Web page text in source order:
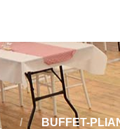
Vous êtes ici :
BUFFET-